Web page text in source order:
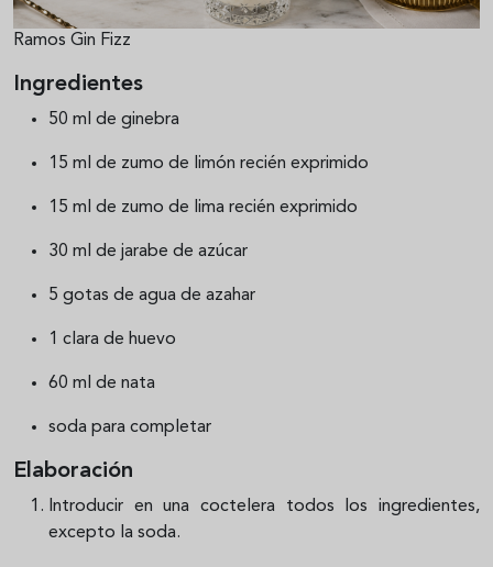
Ramos Gin Fizz
Ingredientes
50 ml de ginebra
15 ml de zumo de limón recién exprimido
15 ml de zumo de lima recién exprimido
30 ml de jarabe de azúcar
5 gotas de agua de azahar
1 clara de huevo
60 ml de nata
soda para completar
Elaboración
Introducir en una coctelera todos los ingredientes,
excepto la soda.